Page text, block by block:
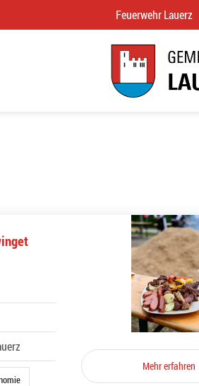
Feuerwehr Lauerz
Mehr erfahren